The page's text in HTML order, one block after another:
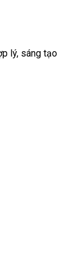
lý, sáng tạo